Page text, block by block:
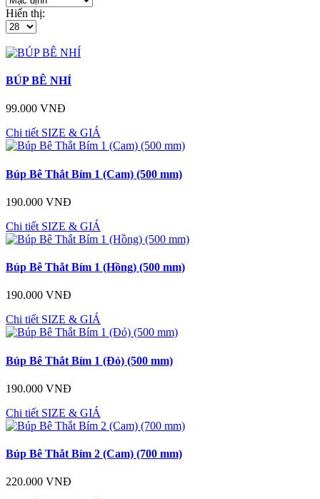
Hiển thị:
BÚP BÊ NHÍ
99.000 VNĐ
Chi tiết SIZE & GIÁ
Búp Bê Thắt Bím 1 (Cam) (500 mm)
190.000 VNĐ
Chi tiết SIZE & GIÁ
Búp Bê Thắt Bím 1 (Hồng) (500 mm)
190.000 VNĐ
Chi tiết SIZE & GIÁ
Búp Bê Thắt Bím 1 (Đỏ) (500 mm)
190.000 VNĐ
Chi tiết SIZE & GIÁ
Búp Bê Thắt Bím 2 (Cam) (700 mm)
220.000 VNĐ